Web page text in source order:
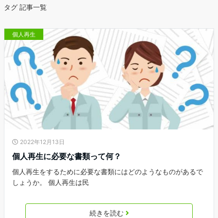
タグ 記事一覧
個人再生
2022年12月13日
個人再生に必要な書類って何？
個人再生をするために必要な書類にはどのようなものがあるで
しょうか。 個人再生は民
続きを読む